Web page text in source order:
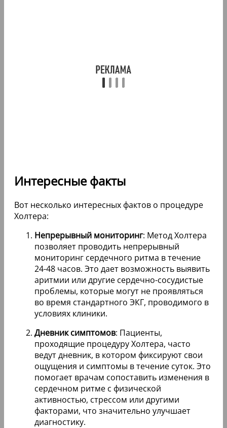
Интересные факты
Вот несколько интересных фактов о процедуре
Холтера:
Непрерывный мониторинг: Метод Холтера
позволяет проводить непрерывный
мониторинг сердечного ритма в течение
24-48 часов. Это дает возможность выявить
аритмии или другие сердечно-сосудистые
проблемы, которые могут не проявляться
во время стандартного ЭКГ, проводимого в
условиях клиники.
Дневник симптомов: Пациенты,
проходящие процедуру Холтера, часто
ведут дневник, в котором фиксируют свои
ощущения и симптомы в течение суток. Это
помогает врачам сопоставить изменения в
сердечном ритме с физической
активностью, стрессом или другими
факторами, что значительно улучшает
диагностику.